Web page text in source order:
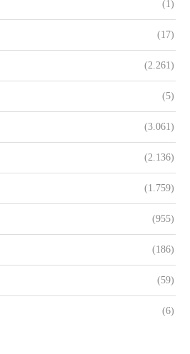
(1)
(17)
(2.261)
(5)
(3.061)
(2.136)
(1.759)
(955)
(186)
(59)
(6)